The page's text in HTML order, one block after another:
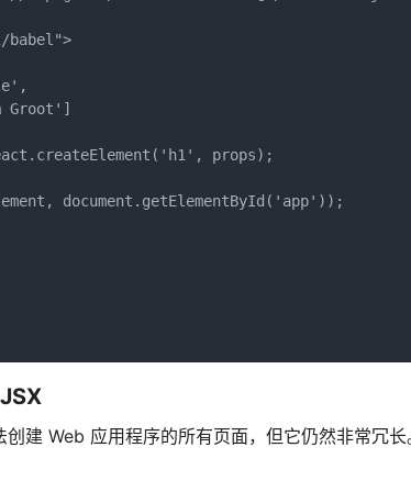
babel">
Groot']
props);
document.getElementById('app'));
创建 Web 应用程序的所有页面，但它仍然非常冗